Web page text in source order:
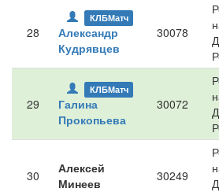
28
КЛБМатч
Александр
Кудрявцев
30078
29
КЛБМатч
Галина
Прокопьева
30072
30
Алексей
Минеев
30249